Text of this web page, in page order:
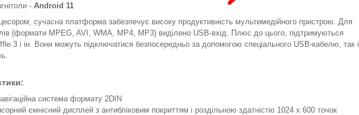
- Android 11
сучасна платформа забезпечує високу продуктивність мультимедійного пристрою. Для
(формати MPEG, AVI, WMA, MP4, MP3) виділено USB-вхід. Плюс до цього, підтримуються
3 і ін. Вони можуть підключатися безпосередньо за допомогою спеціального USB-кабелю, так і
система формату 2DIN
ємнісний дисплей з антибліковим покриттям і роздільною здатністю 1024 x 600 точок